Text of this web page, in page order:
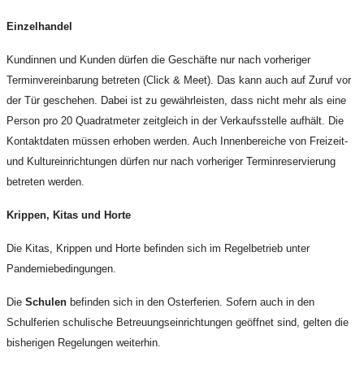
Einzelhandel
Kundinnen und Kunden dürfen die Geschäfte nur nach vorheriger
Terminvereinbarung betreten (Click & Meet). Das kann auch auf Zuruf vor
der Tür geschehen. Dabei ist zu gewährleisten, dass nicht mehr als eine
Person pro 20 Quadratmeter zeitgleich in der Verkaufsstelle aufhält. Die
Kontaktdaten müssen erhoben werden. Auch Innenbereiche von Freizeit-
und Kultureinrichtungen dürfen nur nach vorheriger Terminreservierung
betreten werden.
Krippen, Kitas und Horte
Die Kitas, Krippen und Horte befinden sich im Regelbetrieb unter
Pandemiebedingungen.
Die Schulen befinden sich in den Osterferien. Sofern auch in den
Schulferien schulische Betreuungseinrichtungen geöffnet sind, gelten die
bisherigen Regelungen weiterhin.